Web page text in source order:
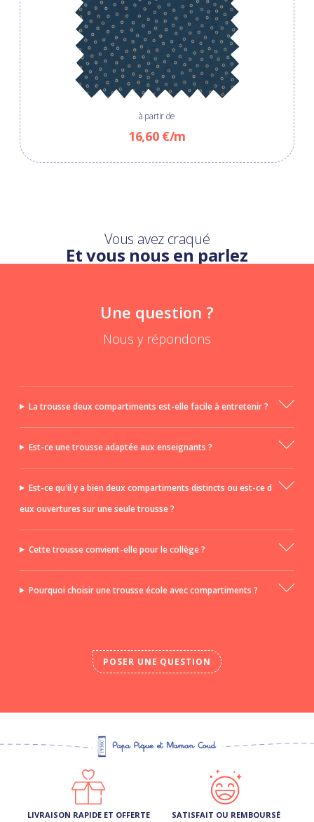
à partir de
16,60 €/m
Vous avez craqué
Et vous nous en parlez
Une question ?
Nous y répondons
La trousse deux compartiments est-elle facile à entretenir ?
Est-ce une trousse adaptée aux enseignants ?
Est-ce qu'il y a bien deux compartiments distincts ou est-ce d
eux ouvertures sur une seule trousse ?
Cette trousse convient-elle pour le collège ?
Pourquoi choisir une trousse école avec compartiments ?
POSER UNE QUESTION
LIVRAISON RAPIDE ET OFFERTE SATISFAIT OU REMBOURSÉ